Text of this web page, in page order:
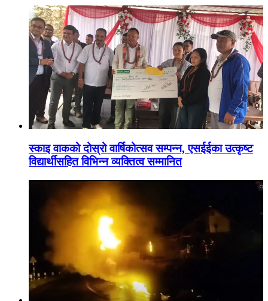
स्काइ वाकको दोस्रो वार्षिकोत्सव सम्पन्न, एसईईका उत्कृष्ट
विद्यार्थीसहित विभिन्न व्यक्तित्व सम्मानित